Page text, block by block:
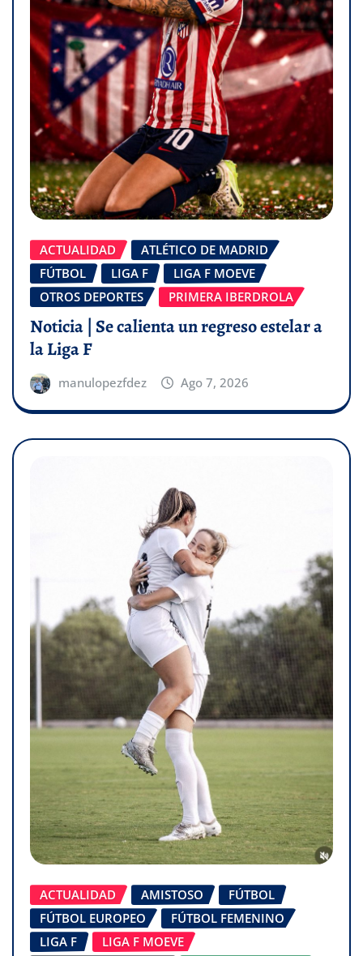
ACTUALIDAD
ATLÉTICO DE MADRID
FÚTBOL
LIGA F
LIGA F MOEVE
OTROS DEPORTES
PRIMERA IBERDROLA
Noticia | Se calienta un regreso estelar a
la Liga F
manulopezfdez Ago 7, 2026
ACTUALIDAD AMISTOSO
FÚTBOL
FÚTBOL EUROPEO
FÚTBOL FEMENINO
LIGA F
LIGA F MOEVE